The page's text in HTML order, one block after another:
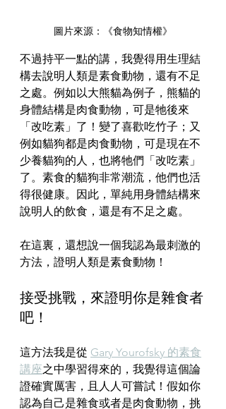
圖片來源：《食物知情權》
不過持平一點的講，我覺得用生理結
構去說明人類是素食動物，還有不足
之處。例如以大熊貓為例子，熊貓的
身體結構是肉食動物，可是牠後來
「改吃素」了！變了喜歡吃竹子；又
例如貓狗都是肉食動物，可是現在不
少養貓狗的人，也將牠們「改吃素」
了。素食的貓狗非常潮流，他們也活
得很健康。因此，單純用身體結構來
說明人的飲食，還是有不足之處。
在這裏，還想說一個我認為最刺激的
方法，證明人類是素食動物！
接受挑戰，來證明你是雜食者
吧！
這方法我是從 Gary Yourofsky 的素食
講座之中學習得來的，我覺得這個論
證確實厲害，且人人可嘗試！假如你
認為自己是雜食或者是肉食動物，挑